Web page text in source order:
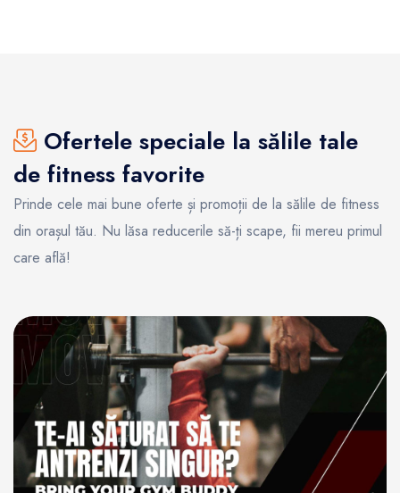
Ofertele speciale la sălile tale
de fitness favorite
Prinde cele mai bune oferte și promoții de la sălile de fitness
din orașul tău. Nu lăsa reducerile să-ți scape, fii mereu primul
care află!